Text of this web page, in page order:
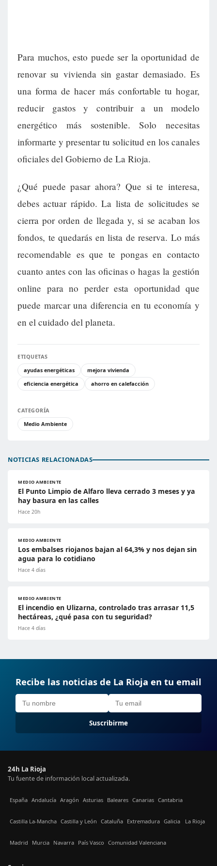
Para muchos, esto puede ser la oportunidad de
renovar su vivienda sin gastar demasiado. Es
una forma de hacer más confortable tu hogar,
reducir gastos y contribuir a un modelo
energético más sostenible. Solo necesitas
informarte y presentar tu solicitud en los canales
oficiales del Gobierno de La Rioja.
¿Qué puede pasar ahora? Que si te interesa,
debes actuar rápido. La lista de solicitudes se
cierra por orden de llegada y, si se acaban los
fondos, te quedarás en lista de reserva. Lo más
recomendable es que te pongas en contacto
cuanto antes con las oficinas o hagas la gestión
online para no perder esta oportunidad que
puede marcar una diferencia en tu economía y
en el cuidado del planeta.
ETIQUETAS
ayudas energéticas
mejora vivienda
eficiencia energética
ahorro en calefacción
CATEGORÍA
Medio Ambiente
NOTICIAS RELACIONADAS
MEDIO AMBIENTE
El Punto Limpio de Alfaro lleva cerrado 3 meses y ya
hay basura en las calles
Hace 20h
MEDIO AMBIENTE
Los embalses riojanos bajan al 64,3% y nos dejan sin
agua para lo cotidiano
Hace 4 días
MEDIO AMBIENTE
El incendio en Ulizarna, controlado tras arrasar 11,5
hectáreas, ¿qué pasa con tu seguridad?
Hace 4 días
Recibe las noticias de La Rioja en tu email
Suscribirme
24h La Rioja
Tu fuente de información local actualizada.
España Andalucía Aragón Asturias Baleares Canarias Cantabria
Castilla La-Mancha Castilla y León Cataluña Extremadura Galicia La Rioja
Madrid Murcia Navarra País Vasco Comunidad Valenciana